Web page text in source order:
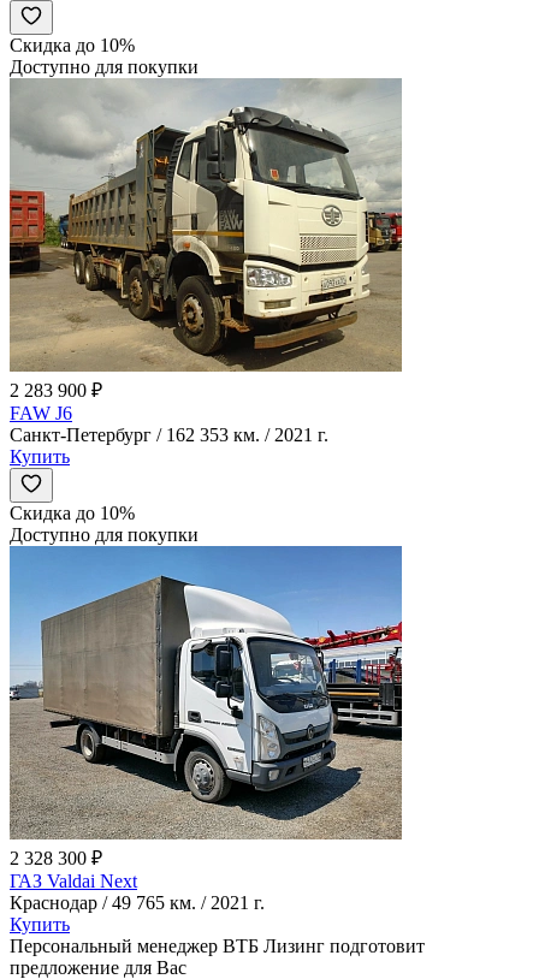
Скидка до 10%
Доступно для покупки
2 283 900 ₽
FAW J6
Санкт-Петербург / 162 353 км. / 2021 г.
Купить
Скидка до 10%
Доступно для покупки
2 328 300 ₽
ГАЗ Valdai Next
Краснодар / 49 765 км. / 2021 г.
Купить
Персональный менеджер ВТБ Лизинг подготовит
предложение для Вас